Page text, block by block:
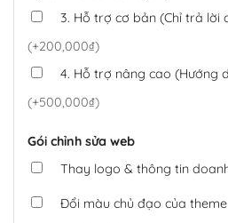
3. Hỗ trợ cơ bản (Chỉ trả lời
(+200,000₫)
4. Hỗ trợ nâng cao (Hướng
(+500,000₫)
Gói chỉnh sửa web
Thay logo & thông tin
Đổi màu chủ đạo của